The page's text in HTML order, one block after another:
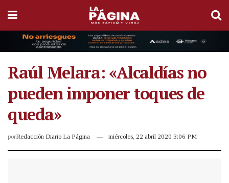
Raúl Melara: «Alcaldías no
pueden imponer toques de
queda»
porRedacción Diario La Página miércoles, 22 abril 2020 3:06 PM